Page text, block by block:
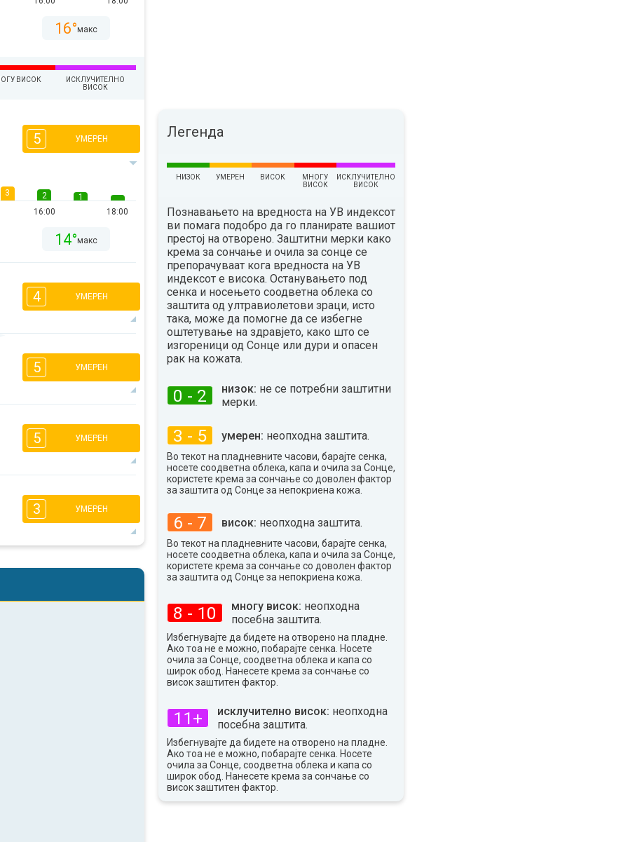
16°макс
ВИСОК
ИСКЛУЧИТЕЛНО
ВИСОК
5 УМЕРЕН
3
2
16:00
1
18:00
14°макс
4 УМЕРЕН
16:00
1
18:00
5 УМЕРЕН
2
16:00
1
18:00
5 УМЕРЕН
2
16:00
1
18:00
3 УМЕРЕН
13°
Легенда
НИЗОК УМЕРЕН ВИСОК
МНОГУ
ВИСОК
ИСКЛУЧИТЕЛНО
ВИСОК
Познавањето на вредноста на УВ индексот
ви помага подобро да го планирате вашиот
престој на отворено. Заштитни мерки како
крема за сончање и очила за сонце се
препорачуваат кога вредноста на УВ
индексот е висока. Останувањето под
сенка и носењето соодветна облека со
заштита од ултравиолетови зраци, исто
така, може да помогне да се избегне
оштетување на здравјето, како што се
изгореници од Сонце или дури и опасен
рак на кожата.
0 - 2 низок: не се потребни заштитни
мерки.
3 - 5 умерен: неопходна заштита.
Во текот на пладневните часови, барајте сенка,
носете соодветна облека, капа и очила за Сонце,
користете крема за сончање со доволен фактор
за заштита од Сонце за непокриена кожа.
6 - 7 висок: неопходна заштита.
Во текот на пладневните часови, барајте сенка,
носете соодветна облека, капа и очила за Сонце,
користете крема за сончање со доволен фактор
за заштита од Сонце за непокриена кожа.
8 - 10 многу висок: неопходна
посебна заштита.
Избегнувајте да бидете на отворено на пладне.
Ако тоа не е можно, побарајте сенка. Носете
очила за Сонце, соодветна облека и капа со
широк обод. Нанесете крема за сончање со
висок заштитен фактор.
11+ исклучително висок: неопходна
посебна заштита.
Избегнувајте да бидете на отворено на пладне.
Ако тоа не е можно, побарајте сенка. Носете
очила за Сонце, соодветна облека и капа со
широк обод. Нанесете крема за сончање со
висок заштитен фактор.